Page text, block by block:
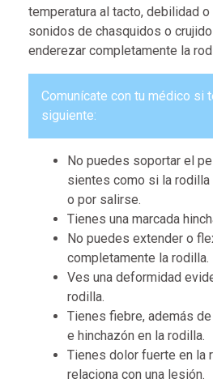
temperatura al tacto, debilidad
sonidos de chasquidos o
enderezar completamente la
Comunícate con tu médico si
siguiente:
No puedes soportar el
sientes como si la
o por salirse.
Tienes una marcada
No puedes extender o
completamente la rodilla.
Ves una deformidad
rodilla.
Tienes fiebre, además
e hinchazón en la rodilla.
Tienes dolor fuerte en la
relaciona con una lesión.